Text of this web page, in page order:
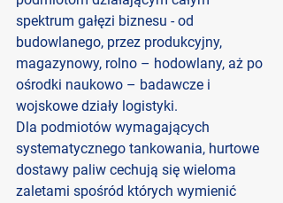
spektrum gałęzi biznesu - od
budowlanego, przez produkcyjny,
magazynowy, rolno – hodowlany, aż po
ośrodki naukowo – badawcze i
wojskowe działy logistyki.
Dla podmiotów wymagających
systematycznego tankowania, hurtowe
dostawy paliw cechują się wieloma
zaletami spośród których wymienić